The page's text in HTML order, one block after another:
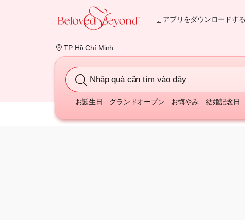
アプリをダウンロードする
TP Hồ Chí Minh
Nhập quà cần tìm vào đây
お誕生日 グランドオープン お悔やみ 結婚記念日